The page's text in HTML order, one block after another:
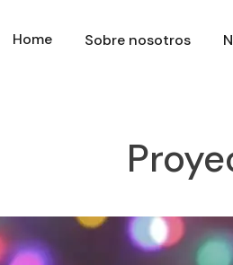
Home Sobre nosotros